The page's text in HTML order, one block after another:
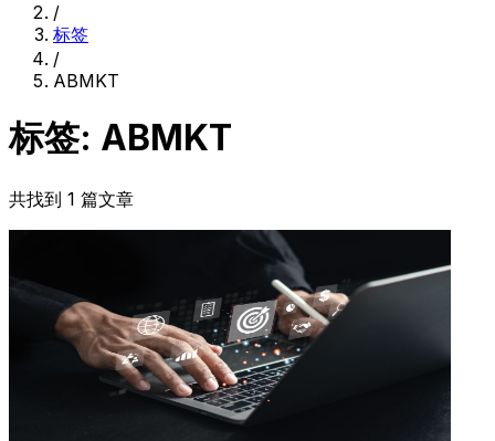
/
标签
/
ABMKT
标签: ABMKT
共找到 1 篇文章